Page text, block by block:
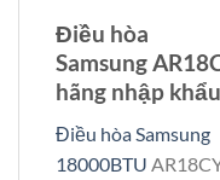
Điều hòa
Samsung
hãng nhập
Điều hòa Samsung
18000BTU